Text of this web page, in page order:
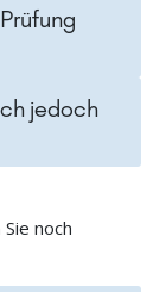
jedoch
noch